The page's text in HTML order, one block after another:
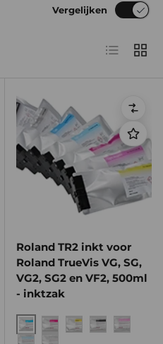
Vergelijken
Lijst
Roland TR2 inkt voor
Roland TrueVis VG, SG,
VG2, SG2 en VF2, 500ml
- inktzak
Cyan Magenta
YellowBlackLight